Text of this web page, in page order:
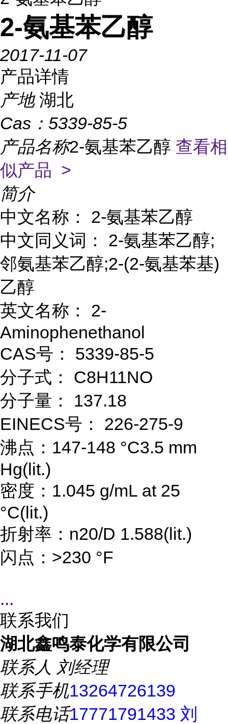
2-氨基苯乙醇
2017-11-07
产品详情
产地 湖北
Cas： 5339-85-5
产品名称2-氨基苯乙醇 查看相
似产品 >
简介
中文名称： 2-氨基苯乙醇
中文同义词： 2-氨基苯乙醇;
邻氨基苯乙醇;2-(2-氨基苯基)
乙醇
英文名称： 2-
Aminophenethanol
CAS号： 5339-85-5
分子式： C8H11NO
分子量： 137.18
EINECS号： 226-275-9
沸点：147-148 °C3.5 mm
Hg(lit.)
密度：1.045 g/mL at 25
°C(lit.)
折射率：n20/D 1.588(lit.)
闪点：>230 °F
...
联系我们
湖北鑫鸣泰化学有限公司
联系人 刘经理
联系手机13264726139
联系电话17771791433 刘